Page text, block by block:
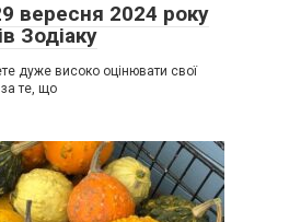
вересня 2024 року
Зодіаку
дуже високо оцінювати свої
те, що